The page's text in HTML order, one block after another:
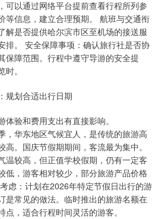
可以通过网络平台提前查看行程所列参
等信息，建立合理预期。 航班与交通衔
解是否提供哈尔滨市区至机场的接送服
排。 安全保障事项：确认旅行社是否协
保障范围。行程中遵守导游的安全提
。
规划合适出行日期
验和费用支出有直接影响。
，华东地区气候宜人，是传统的旅游高
。国庆节假期期间，客流最为集中。
温较高，但正值学校假期，仍有一定客
低，游客相对较少，部分旅游产品价格
虑：计划在2026年特定节假日出行的游
是常见的做法。临时推出的旅游名额在
，适合行程时间灵活的游客。